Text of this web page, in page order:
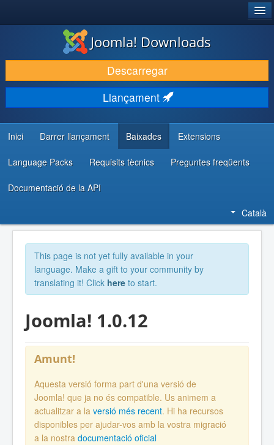
DESCARREGA & AMPLIA
DESCOBRIR & APRENDRE
COMUNITAT & SUPORT
RECURSOS PER DESENVOLUPADORS/ES
Joomla! Downloads
Descarregar
Llançament
Inici Darrer llançament Baixades Extensions
Language Packs Requisits tècnics Preguntes freqüents
Documentació de la API
Català
This page is not yet fully available in your
language. Make a gift to your community by
translating it! Click here to start.
Joomla! 1.0.12
Amunt!
Aquesta versió forma part d'una versió de
Joomla! que ja no és compatible. Us animem a
actualitzar a la versió més recent. Hi ha recursos
disponibles per ajudar-vos amb la vostra migració
a la nostra documentació oficial